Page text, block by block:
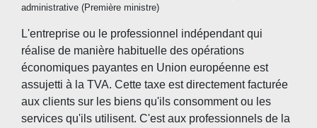
administrative (Première ministre)
L'entreprise ou le professionnel indépendant qui
réalise de manière habituelle des opérations
économiques payantes en Union européenne est
assujetti à la TVA. Cette taxe est directement facturée
aux clients sur les biens qu'ils consomment ou les
services qu'ils utilisent. C'est aux professionnels de la